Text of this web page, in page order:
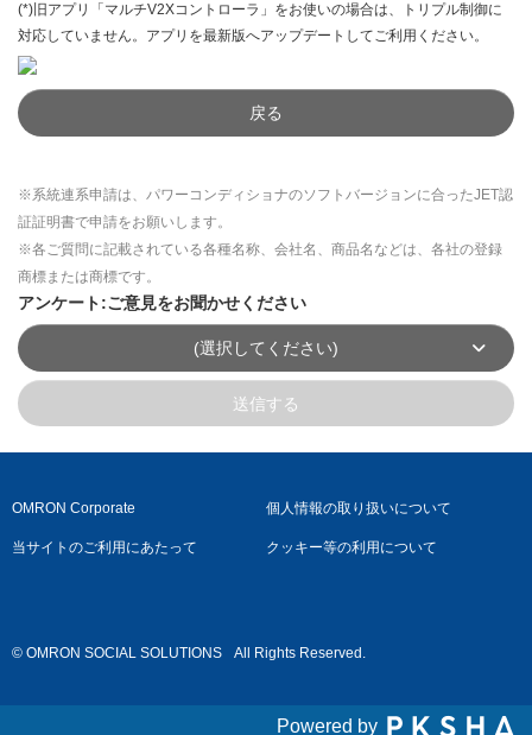
(*)旧アプリ「マルチV2Xコントローラ」をお使いの場合は、トリプル制御に
対応していません。アプリを最新版へアップデートしてご利用ください。
戻る
※系統連系申請は、パワーコンディショナのソフトバージョンに合ったJET認
証証明書で申請をお願いします。
※各ご質問に記載されている各種名称、会社名、商品名などは、各社の登録
商標または商標です。
アンケート:ご意見をお聞かせください
(選択してください)
送信する
OMRON Corporate 個人情報の取り扱いについて
当サイトのご利用にあたって クッキー等の利用について
© OMRON SOCIAL SOLUTIONS All Rights Reserved.
Powered by